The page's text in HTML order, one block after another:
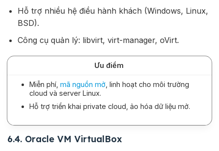
Hỗ trợ nhiều hệ điều hành khách (Windows, Linux,
BSD).
Công cụ quản lý: libvirt, virt-manager, oVirt.
Ưu điểm
Miễn phí, mã nguồn mở, linh hoạt cho môi trường
cloud và server Linux.
Hỗ trợ triển khai private cloud, ảo hóa dữ liệu mở.
6.4. Oracle VM VirtualBox